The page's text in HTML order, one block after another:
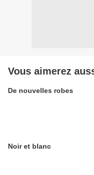
Vous aimerez
De nouvelles robes
Noir et blanc